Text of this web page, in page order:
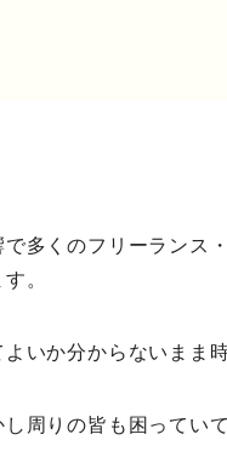
多くのフリーランス
。
いか分からないまま
し周りの皆も困ってい